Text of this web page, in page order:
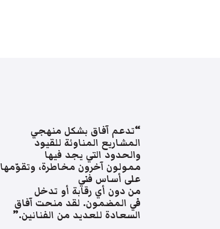
“تدعم آفاق بشكل منهجي
المشاريع المناوئة للقيود
والحدود التي يجد فيها
ممولون آخرون مخاطرة، وتقوّمها
على أساس فني
من دون أي رقابة أو تدخل
في المضمون. لقد منحت آفاق
السعادة للعديد من الفنانين.”